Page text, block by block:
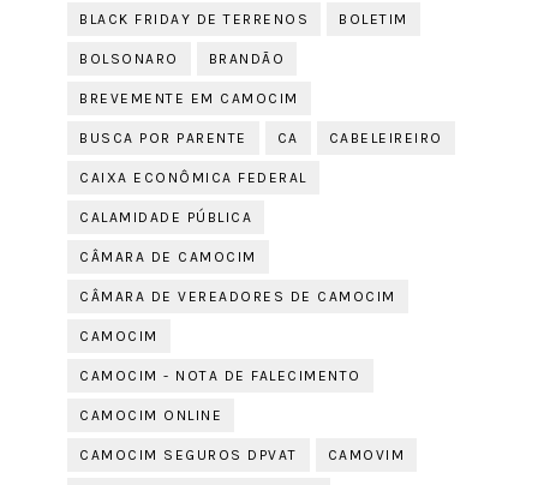
BLACK FRIDAY DE TERRENOS BOLETIM
BOLSONARO BRANDÃO
BREVEMENTE EM CAMOCIM
BUSCA POR PARENTE CA CABELEIREIRO
CAIXA ECONÔMICA FEDERAL
CALAMIDADE PÚBLICA
CÂMARA DE CAMOCIM
CÂMARA DE VEREADORES DE CAMOCIM
CAMOCIM
CAMOCIM - NOTA DE FALECIMENTO
CAMOCIM ONLINE
CAMOCIM SEGUROS DPVAT CAMOVIM